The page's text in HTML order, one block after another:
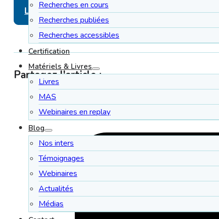
Recherches en cours
Recherches publiées
Recherches accessibles
Certification
Matériels & Livres
Livres
MAS
Webinaires en replay
Blog
Nos inters
Témoignages
Webinaires
Actualités
Médias
Lien vers l'article (open access – article en
Partagez l'article :